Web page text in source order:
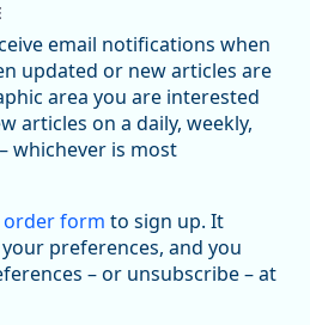
View on Bluesky
-
Research
relatively sharp declines in
2019. Though there had been
2022, employment in the
email notifications when
updated or new articles are
area you are interested
articles on a daily, weekly,
whichever is most
form to sign up. It
preferences, and you
– or unsubscribe – at